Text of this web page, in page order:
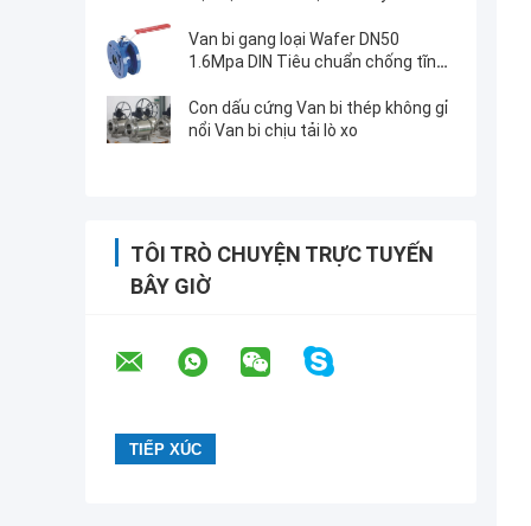
Van bi gang loại Wafer DN50
1.6Mpa DIN Tiêu chuẩn chống tĩnh
Con dấu cứng Van bi thép không gỉ
nổi Van bi chịu tải lò xo
TÔI TRÒ CHUYỆN TRỰC TUYẾN
BÂY GIỜ